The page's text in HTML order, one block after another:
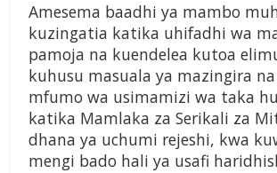
Amesema baadhi ya mambo
kuzingatia katika uhifadhi wa
pamoja na kuendelea kutoa
kuhusu masuala ya mazingira
mfumo wa usimamizi wa taka
katika Mamlaka za Serikali za
dhana ya uchumi rejeshi, kwa
mengi bado hali ya usafi